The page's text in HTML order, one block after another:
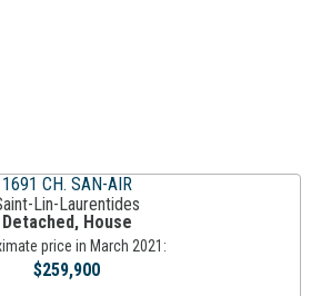
1691 CH. SAN-AIR
Lin-Laurentides
Detached, House
price in March 2021:
$259,900